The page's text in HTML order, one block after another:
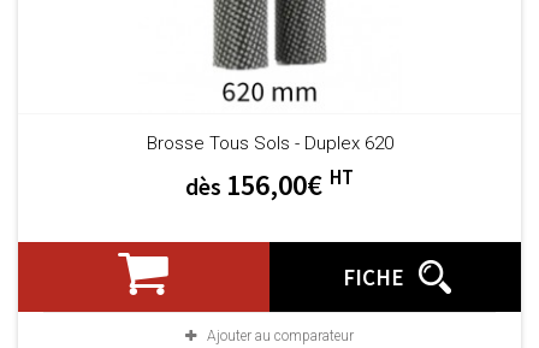
Brosse Tous Sols - Duplex 620
dès 156,00€ HT
FICHE
Ajouter au comparateur